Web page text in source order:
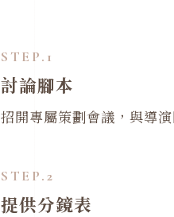
1
討論腳本
招開專屬策劃會議，與導
2
提供分鏡表